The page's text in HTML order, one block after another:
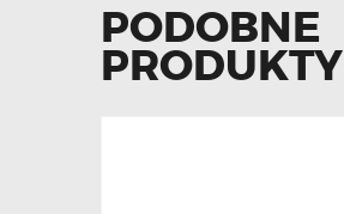
PODOBNE
PRODUKTY